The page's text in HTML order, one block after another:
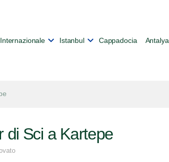
Internazionale Istanbul Cappadocia Antalya
di Sci a Kartepe